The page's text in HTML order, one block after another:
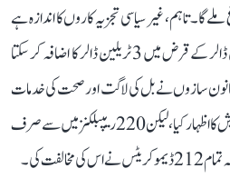
گا۔ تاہم، غیر سیاسی تجزیہ کاروں کا اندازہ ہے
کہ یہ قانون ملک کے 36.2 ٹریلین ڈالر کے قرض میں 3 ٹریلین ڈالر کا اضافہ کر سکتا
سازوں نے بل کی لاگت اور صحت کی خدمات
پر اس کے اثرات کے بارے میں تشویش کا اظہار کیا، لیکن 220 ریپبلکنز میں سے صرف
کی۔